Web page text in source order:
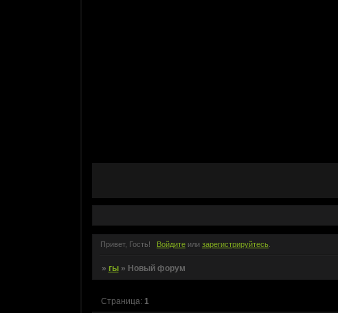
Привет, Гость! Войдитеили зарегистрируйтесь.
» гы » Новый форум
Страница: 1